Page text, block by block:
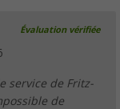
Évaluation vérifiée
service de Fritz-
de